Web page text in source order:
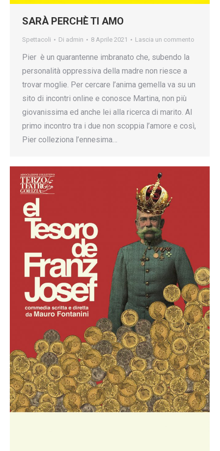
SARÀ PERCHÈ TI AMO
Spettacoli Di admin 8 Aprile 2021 Lascia un commento
Pier è un quarantenne imbranato che, subendo la
personalità oppressiva della madre non riesce a
trovar moglie. Per cercare l’anima gemella va su un
sito di incontri online e conosce Martina, non più
giovanissima ed anche lei alla ricerca di marito. Al
primo incontro tra i due non scoppia l’amore e così,
Pier colleziona l’ennesima…